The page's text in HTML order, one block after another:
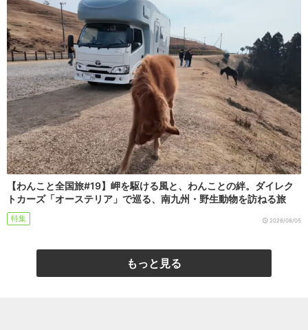
【わんこと全国旅#19】岬を駆ける風と、わんことの絆。ダイレク
トカーズ「オーステリア」で巡る、南九州・野生動物を訪ねる旅
特集 2026/08/05
もっと見る